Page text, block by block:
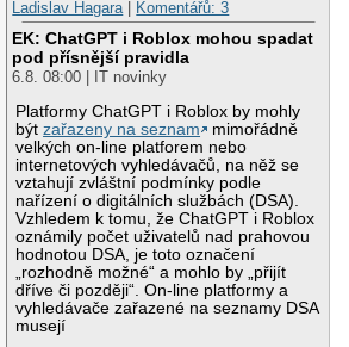
Ladislav Hagara
Komentářů: 3
EK: ChatGPT i Roblox mohou spadat
pod přísnější pravidla
6.8. 08:00 | IT novinky
Platformy ChatGPT i Roblox by mohly
býtzařazeny na seznam
mimořádně
velkých on-line platforem nebo
internetových vyhledávačů, na něž se
vztahují zvláštní podmínky podle
nařízení o digitálních službách (DSA).
Vzhledem k tomu, že ChatGPT i Roblox
oznámily počet uživatelů nad prahovou
hodnotou DSA, je toto označení
„rozhodně možné“ a mohlo by „přijít
dříve či později“. On-line platformy a
vyhledávače zařazené na seznamy DSA
musejí